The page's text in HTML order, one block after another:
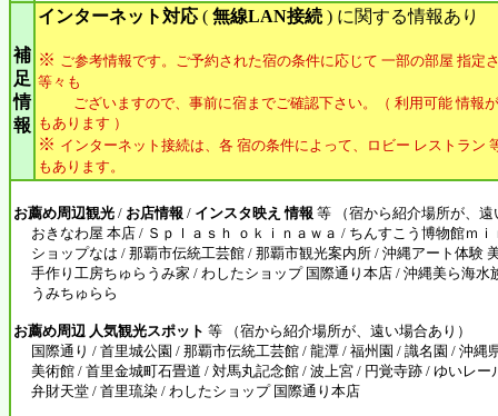
補
足
情
報
インターネット対応 ( 無線LAN接続 ) に関する情報あり
※ ご参考情報です。ご予約された宿の条件に応じて 一部の部屋 指定
等々も
ございますので、事前に宿までご確認下さい。（ 利用可能 情報
もあります ）
※ インターネット接続は、各 宿の条件によって、ロビー レストラン
もあります。
お薦め周辺観光 / お店情報 / インスタ映え 情報 等 （宿から紹介場所が、
おきなわ屋 本店 / Ｓｐｌａｓｈ ｏｋｉｎａｗａ / ちんすこう博物館ｍｉ
ショップなは / 那覇市伝統工芸館 / 那覇市観光案内所 / 沖縄アート体験
手作り工房ちゅらうみ家 / わしたショップ 国際通り本店 / 沖縄美ら海水
うみちゅらら
お薦め周辺 人気観光スポット 等 （宿から紹介場所が、遠い場合あり）
国際通り / 首里城公園 / 那覇市伝統工芸館 / 龍潭 / 福州園 / 識名園 / 沖縄
美術館 / 首里金城町石畳道 / 対馬丸記念館 / 波上宮 / 円覚寺跡 / ゆいレー
弁財天堂 / 首里琉染 / わしたショップ 国際通り本店